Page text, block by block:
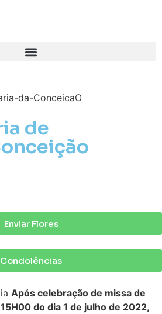
de
Enviar Flores
Condolências
Após celebração de missa de
do dia 1 de julho de 2022,